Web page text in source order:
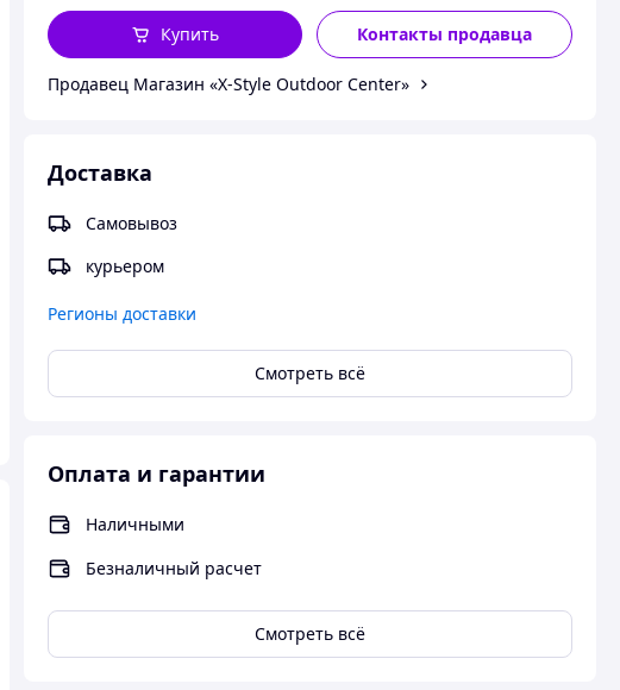
Контакты продавца
Купить
Продавец Магазин «X-Style Outdoor Center»
Доставка
Самовывоз
курьером
Регионы доставки
Смотреть всё
Оплата и гарантии
Наличными
Безналичный расчет
Смотреть всё